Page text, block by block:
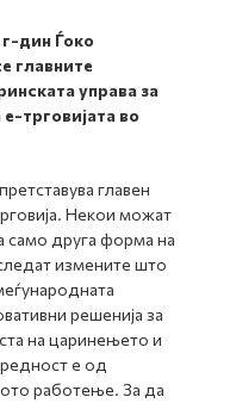
дин Ѓоко
главните
управа за
трговијата во
главен
Некои можат
само друга форма на
измените што
решенија за
на царинењето и
е од
работење. За да